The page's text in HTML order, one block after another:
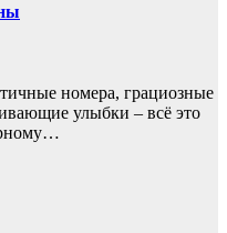
номера, грациозные
улыбки – всё это